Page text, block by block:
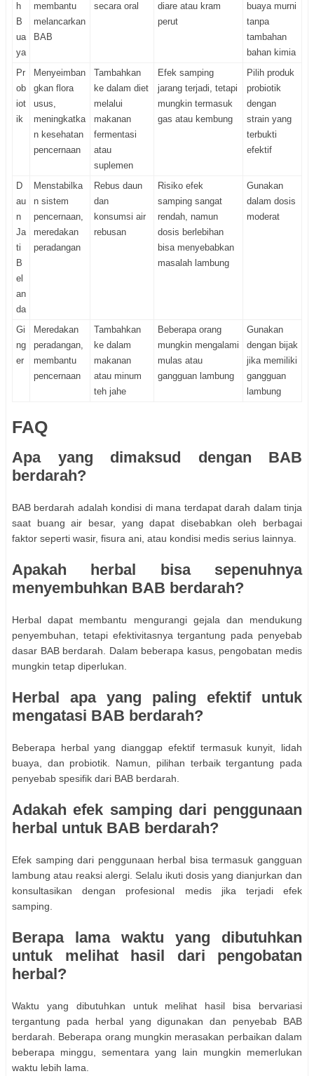
h
B
ua
ya
membantu
melancarkan
BAB
secara oral
diare atau kram
perut
buaya murni
tanpa
tambahan
bahan kimia
Pr
ob
iot
ik
Menyeimban
gkan flora
usus,
meningkatka
n kesehatan
pencernaan
Tambahkan
ke dalam diet
melalui
makanan
fermentasi
atau
suplemen
Efek samping
jarang terjadi, tetapi
mungkin termasuk
gas atau kembung
Pilih produk
probiotik
dengan
strain yang
terbukti
efektif
D
au
n
Ja
ti
B
el
an
da
Menstabilka
n sistem
pencernaan,
meredakan
peradangan
Rebus daun
dan
konsumsi air
rebusan
Risiko efek
samping sangat
rendah, namun
dosis berlebihan
bisa menyebabkan
masalah lambung
Gunakan
dalam dosis
moderat
Gi
ng
er
Meredakan
peradangan,
membantu
pencernaan
Tambahkan
ke dalam
makanan
atau minum
teh jahe
Beberapa orang
mungkin mengalami
mulas atau
gangguan lambung
Gunakan
dengan bijak
jika memiliki
gangguan
lambung
FAQ
Apa yang dimaksud dengan BAB
berdarah?
BAB berdarah adalah kondisi di mana terdapat darah dalam tinja
saat buang air besar, yang dapat disebabkan oleh berbagai
faktor seperti wasir, fisura ani, atau kondisi medis serius lainnya.
Apakah herbal bisa sepenuhnya
menyembuhkan BAB berdarah?
Herbal dapat membantu mengurangi gejala dan mendukung
penyembuhan, tetapi efektivitasnya tergantung pada penyebab
dasar BAB berdarah. Dalam beberapa kasus, pengobatan medis
mungkin tetap diperlukan.
Herbal apa yang paling efektif untuk
mengatasi BAB berdarah?
Beberapa herbal yang dianggap efektif termasuk kunyit, lidah
buaya, dan probiotik. Namun, pilihan terbaik tergantung pada
penyebab spesifik dari BAB berdarah.
Adakah efek samping dari penggunaan
herbal untuk BAB berdarah?
Efek samping dari penggunaan herbal bisa termasuk gangguan
lambung atau reaksi alergi. Selalu ikuti dosis yang dianjurkan dan
konsultasikan dengan profesional medis jika terjadi efek
samping.
Berapa lama waktu yang dibutuhkan
untuk melihat hasil dari pengobatan
herbal?
Waktu yang dibutuhkan untuk melihat hasil bisa bervariasi
tergantung pada herbal yang digunakan dan penyebab BAB
berdarah. Beberapa orang mungkin merasakan perbaikan dalam
beberapa minggu, sementara yang lain mungkin memerlukan
waktu lebih lama.